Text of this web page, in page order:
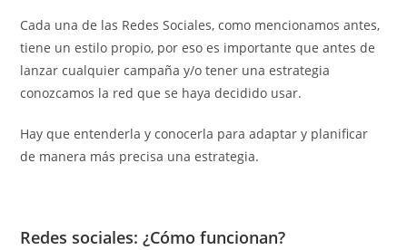
Cada una de las Redes Sociales, como mencionamos antes,
tiene un estilo propio, por eso es importante que antes de
lanzar cualquier campaña y/o tener una estrategia
conozcamos la red que se haya decidido usar.
Hay que entenderla y conocerla para adaptar y planificar
de manera más precisa una estrategia.
Redes sociales: ¿Cómo funcionan?